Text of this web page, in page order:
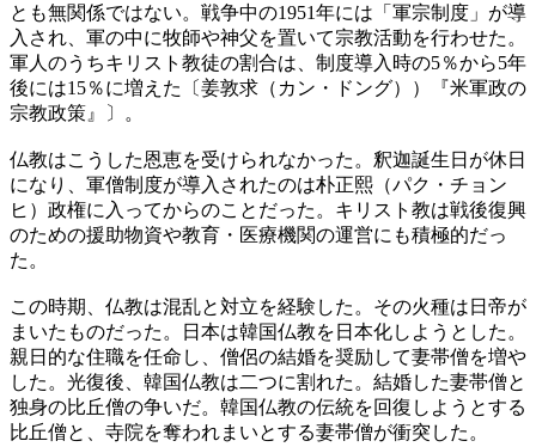
とも無関係ではない。戦争中の1951年には「軍宗制度」が導
入され、軍の中に牧師や神父を置いて宗教活動を行わせた。
軍人のうちキリスト教徒の割合は、制度導入時の5％から5年
後には15％に増えた〔姜敦求（カン・ドング））『米軍政の
宗教政策』〕。
仏教はこうした恩恵を受けられなかった。釈迦誕生日が休日
になり、軍僧制度が導入されたのは朴正熙（パク・チョン
ヒ）政権に入ってからのことだった。キリスト教は戦後復興
のための援助物資や教育・医療機関の運営にも積極的だっ
た。
この時期、仏教は混乱と対立を経験した。その火種は日帝が
まいたものだった。日本は韓国仏教を日本化しようとした。
親日的な住職を任命し、僧侶の結婚を奨励して妻帯僧を増や
した。光復後、韓国仏教は二つに割れた。結婚した妻帯僧と
独身の比丘僧の争いだ。韓国仏教の伝統を回復しようとする
比丘僧と、寺院を奪われまいとする妻帯僧が衝突した。